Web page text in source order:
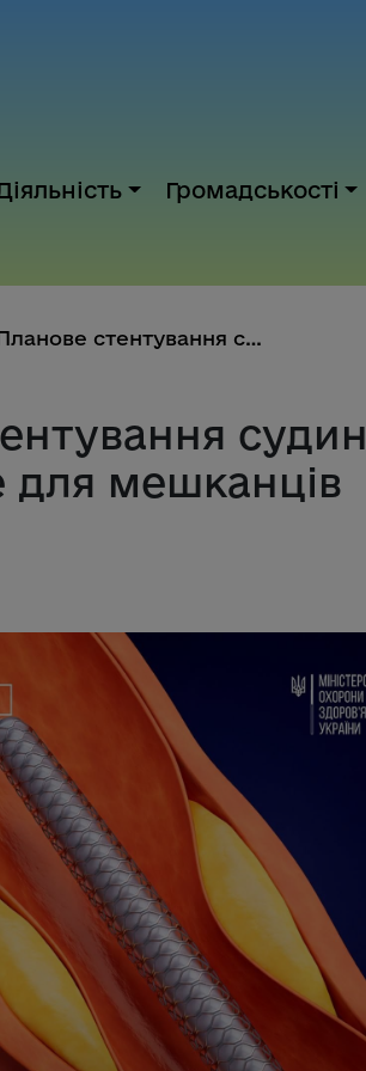
Громадськості
Планове стентування судин безо...
судин
для мешканців